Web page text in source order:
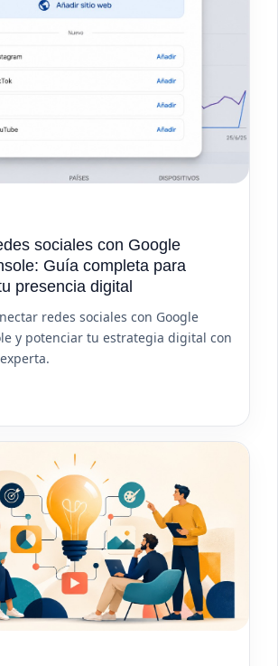
sociales con Google
Guía completa para
presencia digital
redes sociales con Google
y potenciar tu estrategia digital con